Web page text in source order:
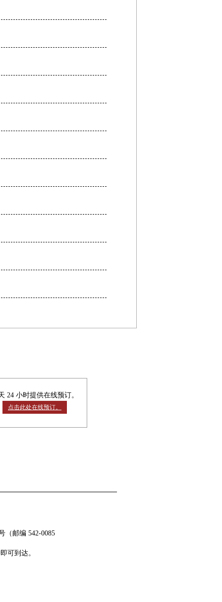
24 小时提供在线预订。
点击此处在线预订。
（邮编 542-0085
可到达。